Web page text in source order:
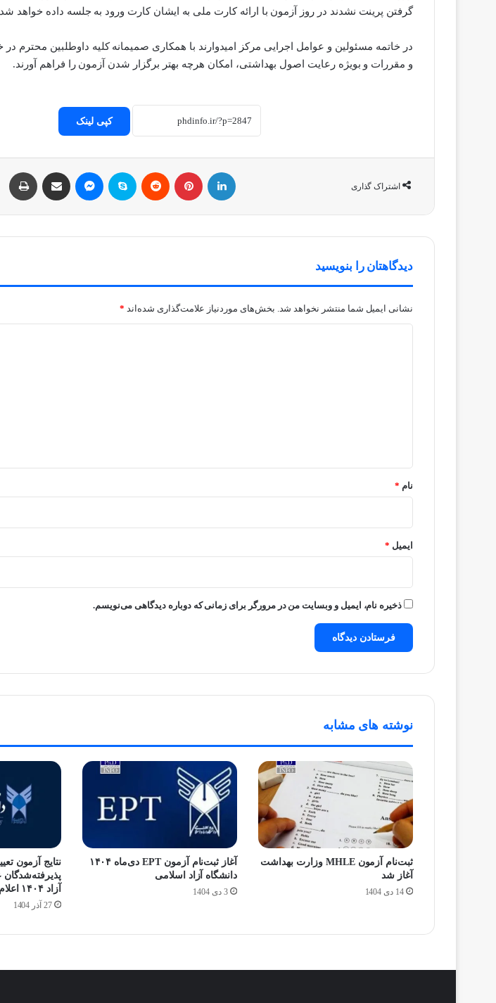
گرفتن پرینت نشدند در روز آزمون با ارائه کارت ملی به ایشان کارت ورود به جلسه داده خواهد
در خاتمه مسئولین و عوامل اجرایی مرکز امیدوارند با همکاری صمیمانه کلیه داوطلبین
و مقررات و بویژه رعایت اصول بهداشتی، امکان هرچه بهتر برگزار شدن آزمون را فراهم آورند.
کپی لینک
اشتراک گذاری
دیدگاهتان را بنویسید
نشانی ایمیل شما منتشر نخواهد شد. بخش‌های موردنیاز علامت‌گذاری شده‌اند *
نام *
ایمیل *
ذخیره نام، ایمیل و وبسایت من در مرورگر برای زمانی که دوباره دیدگاهی می‌نویسم.
نوشته های مشابه
ثبت‌نام آزمون MHLE وزارت بهداشت
آغاز شد
14 دی 1404
آغاز ثبت‌نام آزمون EPT دی‌ماه ۱۴۰۴
دانشگاه آزاد اسلامی
3 دی 1404
نتایج آزمون
آزاد ۱۴۰۴ اعلام شد
27 آذر 1404